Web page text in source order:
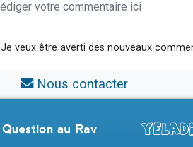
Je veux être averti des nouveaux
Nous contacter